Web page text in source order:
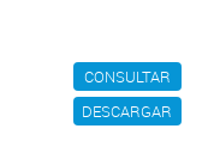
CONSULTAR
DESCARGAR